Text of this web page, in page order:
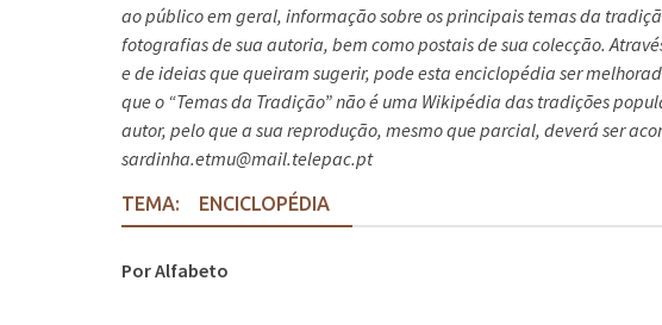
ao público em geral, informação sobre os principais temas da
fotografias de sua autoria, bem como postais de sua colecção.
e de ideias que queiram sugerir, pode esta enciclopédia ser
que o “Temas da Tradição” não é uma Wikipédia das tradições
autor, pelo que a sua reprodução, mesmo que parcial, deverá ser
sardinha.etmu@mail.telepac.pt
TEMA: ENCICLOPÉDIA
Por Alfabeto